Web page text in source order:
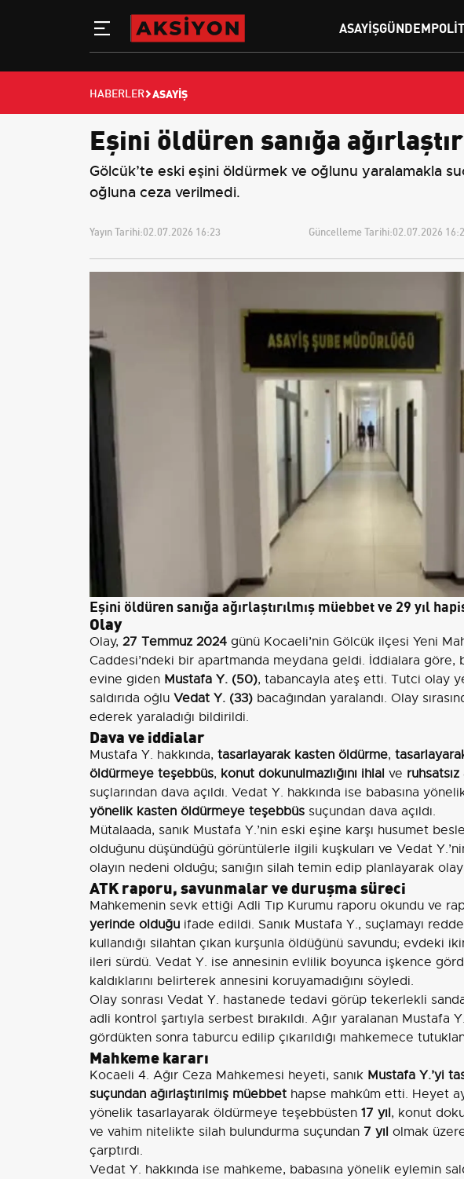
ASAYIŞGÜNDEM
HABERLER ASAYIŞ
Eşini öldüren sanığa
Gölcük’te eski eşini öldürmek ve oğlunu yaralamakla
oğluna ceza verilmedi.
Yayın Tarihi:02.07.2026 16:23 Güncelleme Tarihi:02.07.2026
Eşini öldüren sanığa ağırlaştırılmış müebbet ve 29 yıl
Olay
Olay, 27 Temmuz 2024 günü Kocaeli’nin Gölcük ilçesi Yeni
Caddesi’ndeki bir apartmanda meydana geldi. İddialara göre,
evine giden Mustafa Y. (50), tabancayla ateş etti. Tutci olay
saldırıda oğlu Vedat Y. (33) bacağından yaralandı. Olay
ederek yaraladığı bildirildi.
Dava ve iddialar
Mustafa Y. hakkında, tasarlayarak kasten öldürme,
öldürmeye teşebbüs, konut dokunulmazlığını ihlal ve
suçlarından dava açıldı. Vedat Y. hakkında ise babasına
yönelik kasten öldürmeye teşebbüs suçundan dava açıldı.
Mütalaada, sanık Mustafa Y.’nin eski eşine karşı husumet
olduğunu düşündüğü görüntülerle ilgili kuşkuları ve Vedat
olayın nedeni olduğu; sanığın silah temin edip planlayarak
ATK raporu, savunmalar ve duruşma süreci
Mahkemenin sevk ettiği Adli Tıp Kurumu raporu okundu ve
yerinde olduğu ifade edildi. Sanık Mustafa Y., suçlamayı
kullandığı silahtan çıkan kurşunla öldüğünü savundu; evdeki
ileri sürdü. Vedat Y. ise annesinin evlilik boyunca işkence
kaldıklarını belirterek annesini koruyamadığını söyledi.
Olay sonrası Vedat Y. hastanede tedavi görüp tekerlekli
adli kontrol şartıyla serbest bırakıldı. Ağır yaralanan Mustafa
gördükten sonra taburcu edilip çıkarıldığı mahkemece
Mahkeme kararı
Kocaeli 4. Ağır Ceza Mahkemesi heyeti, sanık Mustafa Y.’yi
suçundan ağırlaştırılmış müebbet hapse mahkûm etti. Heyet
yönelik tasarlayarak öldürmeye teşebbüsten 17 yıl, konut
ve vahim nitelikte silah bulundurma suçundan 7 yıl olmak
çarptırdı.
Vedat Y. hakkında ise mahkeme, babasına yönelik eylemin